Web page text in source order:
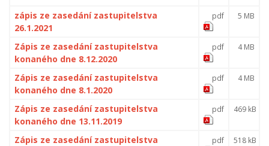
zápis ze zasedání zastupitelstva
26.1.2021
pdf 5 MB
Zápis ze zasedání zastupitelstva
konaného dne 8.12.2020
pdf 4 MB
Zápis ze zasedání zastupitelstva
konaného dne 8.1.2020
pdf 4 MB
Zápis ze zasedání zastupitelstva
konaného dne 13.11.2019
pdf 469 kB
Zápis ze zasedání zastupitelstva
pdf 518 kB